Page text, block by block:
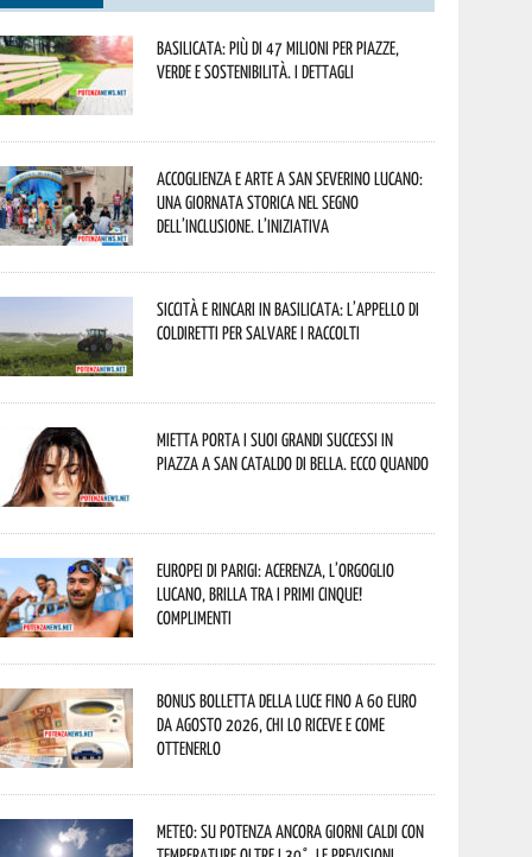
Basilicata: più di 47 milioni per piazze,
verde e sostenibilità. I dettagli
Accoglienza e arte a San Severino Lucano:
una giornata storica nel segno
dell’inclusione. L’iniziativa
Siccità e rincari in Basilicata: l’appello di
Coldiretti per salvare i raccolti
Mietta porta i suoi grandi successi in
piazza a San Cataldo di Bella. Ecco quando
Europei di Parigi: Acerenza, l’orgoglio
lucano, brilla tra i primi cinque!
Complimenti
Bonus bolletta della luce fino a 60 euro
da agosto 2026, chi lo riceve e come
ottenerlo
Meteo: su Potenza ancora giorni caldi con